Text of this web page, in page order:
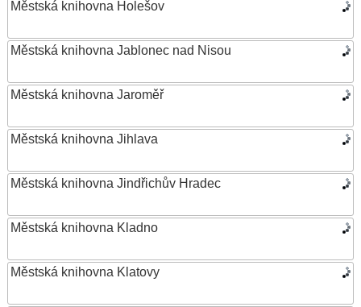
Městská knihovna Holešov
Městská knihovna Jablonec nad Nisou
Městská knihovna Jaroměř
Městská knihovna Jihlava
Městská knihovna Jindřichův Hradec
Městská knihovna Kladno
Městská knihovna Klatovy